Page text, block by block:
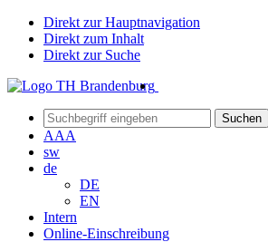
Direkt zur Hauptnavigation
Direkt zum Inhalt
Direkt zur Suche
Suchen
AAA
sw
de
DE
EN
Intern
Online-Einschreibung